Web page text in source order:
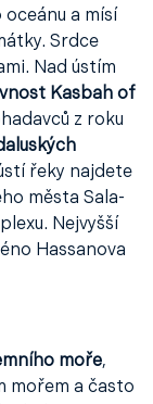
a mísí
Srdce
Nad ústím
Kasbah of
z roku
řeky najdete
města Sala-
Nejvyšší
Hassanova
moře,
mořem a často